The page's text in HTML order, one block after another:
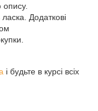
Додаткові
і будьте в курсі всіх